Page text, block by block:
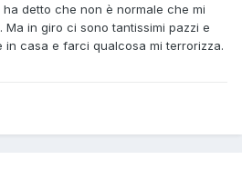
detto che non è normale che mi
in giro ci sono tantissimi pazzi e
casa e farci qualcosa mi terrorizza.